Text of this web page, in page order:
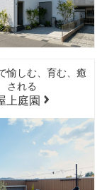
愉しむ、育む、癒
される
上庭園